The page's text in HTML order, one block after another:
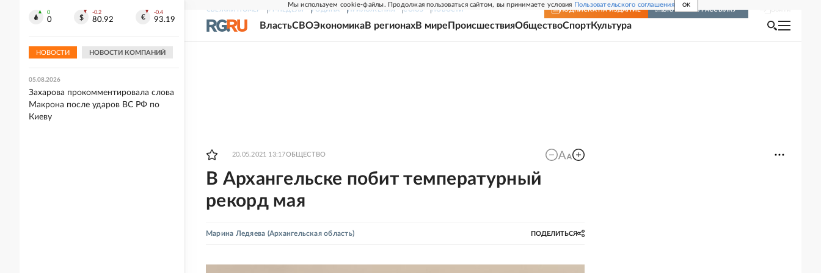
Мы используем cookie-файлы. Продолжая пользоваться сайтом, вы принимаете условия Пользовательского соглашения OK
СВЕЖИЙ НОМЕР РГ-НЕДЕЛЯ РОДИНА ПРИЛОЖЕНИЯ СОЮЗ НОВОСТИ ПОДПИСКА НА ИЗДАНИЕ ВКЛЮЧИТЬ РАССЫЛКУ
ВластьСВОЭкономикаВ регионахВ мире ПроисшествияОбществоСпортКультура
20.05.2021 13:17ОБЩЕСТВО
В Архангельске побит температурный
рекорд мая
Марина Ледяева (Архангельская область) ПОДЕЛИТЬСЯ
0
0
-0.2
80.92
-0.4
93.19
НОВОСТИ НОВОСТИ КОМПАНИЙ
05.08.2026
пожаловать в Дерри"
05.08.2026
Захарова прокомментировала слова
Макрона после ударов ВС РФ по
Киеву